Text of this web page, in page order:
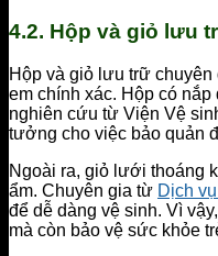
4.2. Hộp và giỏ lưu
Hộp và giỏ lưu trữ
em chính xác. Hộp có
nghiên cứu từ Viện Vệ
tưởng cho việc bảo quản
Ngoài ra, giỏ lưới thoáng
ẩm. Chuyên gia từ Dịch
để dễ dàng vệ sinh. Vì
mà còn bảo vệ sức khỏe